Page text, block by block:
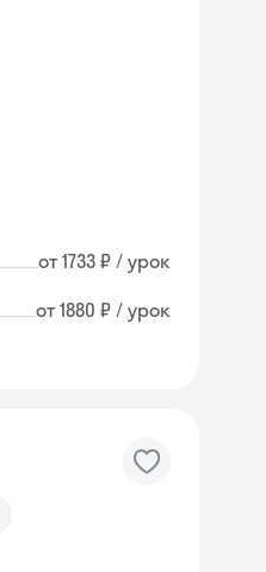
от 1733 ₽ / урок
от 1880 ₽ / урок